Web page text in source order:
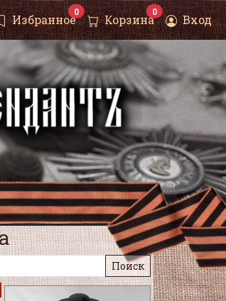
Избранное
0
Корзина
0
Вход